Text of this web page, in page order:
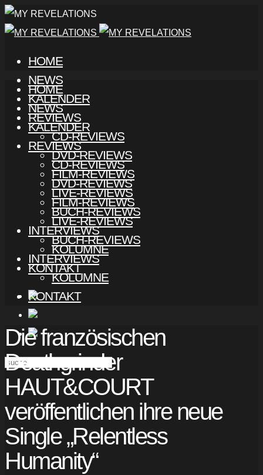
HOME
NEWS
KALENDER
REVIEWS
CD-REVIEWS
DVD-REVIEWS
FILM-REVIEWS
LIVE-REVIEWS
BUCH-REVIEWS
INTERVIEWS
KOLUMNE
KONTAKT
HOME
NEWS
KALENDER
REVIEWS
CD-REVIEWS
DVD-REVIEWS
FILM-REVIEWS
LIVE-REVIEWS
BUCH-REVIEWS
INTERVIEWS
KOLUMNE
KONTAKT
Die französischen
Deathgrinder
HAUT&COURT
veröffentlichen ihre neue
Single „Relentless
Humanity“